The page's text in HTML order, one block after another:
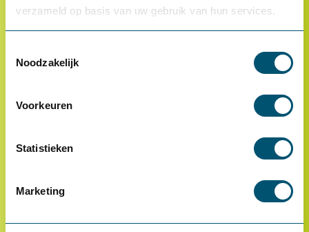
verzameld op basis van uw gebruik van hun services.
Noodzakelijk
Voorkeuren
Statistieken
Marketing
OCI-koppeling
Contact
Over ons
Referenties